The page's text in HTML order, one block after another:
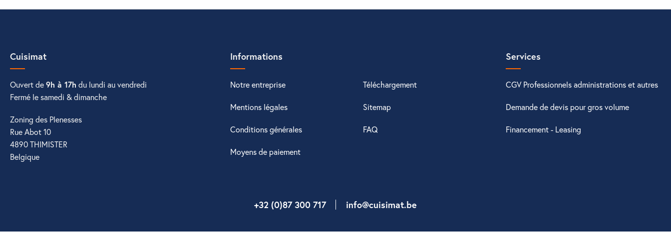
Cuisimat
Ouvert de9h à 17h du lundi au vendredi
Fermé le samedi & dimanche
Zoning des Plenesses
Rue Abot 10
4890 THIMISTER
Belgique
Informations
Notre entreprise Téléchargement
Mentions légales Sitemap
Conditions générales FAQ
Moyens de paiement
Services
CGV Professionnels administrations et autres
Demande de devis pour gros volume
Financement - Leasing
+32 (0)87 300 717 info@cuisimat.be